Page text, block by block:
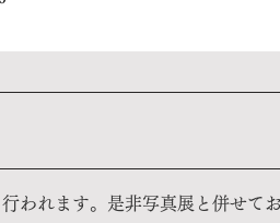
われます。是非写真展と併せて